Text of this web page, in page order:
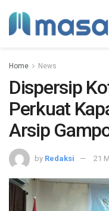
Home News
Dispersip
Perkuat
Arsip
by Redaksi 21